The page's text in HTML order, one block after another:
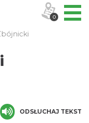
ODSŁUCHAJ TEKST
0